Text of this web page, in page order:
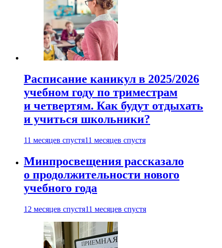
Расписание каникул в 2025/2026
учебном году по триместрам
и четвертям. Как будут отдыхать
и учиться школьники?
11 месяцев спустя11 месяцев спустя
Минпросвещения рассказало
о продолжительности нового
учебного года
12 месяцев спустя11 месяцев спустя